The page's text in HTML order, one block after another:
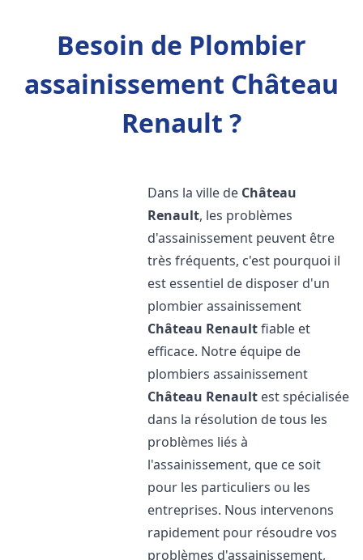
Besoin de Plombier
assainissement Château
Renault ?
Dans la ville de Château
Renault, les problèmes
d'assainissement peuvent être
très fréquents, c'est pourquoi il
est essentiel de disposer d'un
plombier assainissement
Château Renaultfiable et
efficace. Notre équipe de
plombiers assainissement
Château Renault est spécialisée
dans la résolution de tous les
problèmes liés à
l'assainissement, que ce soit
pour les particuliers ou les
entreprises. Nous intervenons
rapidement pour résoudre vos
problèmes d'assainissement,